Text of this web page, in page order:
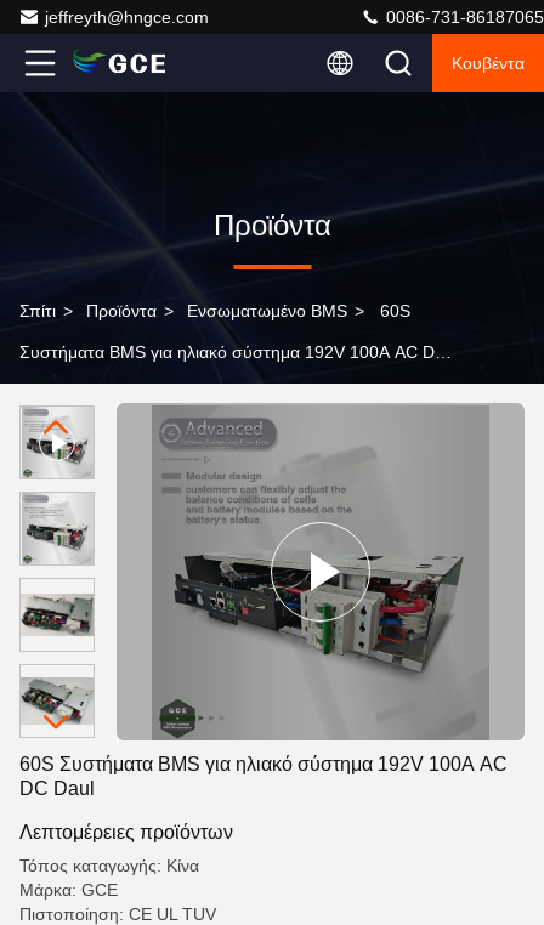
jeffreyth@hngce.com 0086-731-86187065
Κουβέντα
Προϊόντα
Σπίτι > Προϊόντα > Ενσωματωμένο BMS > 60S
Συστήματα BMS για ηλιακό σύστημα 192V 100A AC DC
60S Συστήματα BMS για ηλιακό σύστημα 192V 100A AC
DC Daul
Λεπτομέρειες προϊόντων
Τόπος καταγωγής: Κίνα
Μάρκα: GCE
Πιστοποίηση: CE UL TUV